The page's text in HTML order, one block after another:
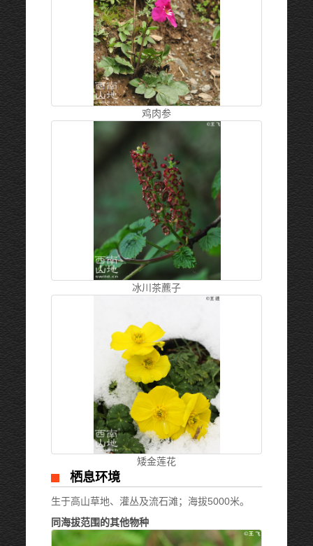
鸡肉参
冰川茶藨子
矮金莲花
栖息环境
生于高山草地、灌丛及流石滩；海拔5000米。
同海拔范围的其他物种